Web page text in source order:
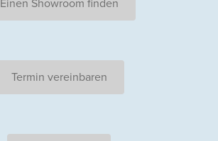
Termin vereinbaren